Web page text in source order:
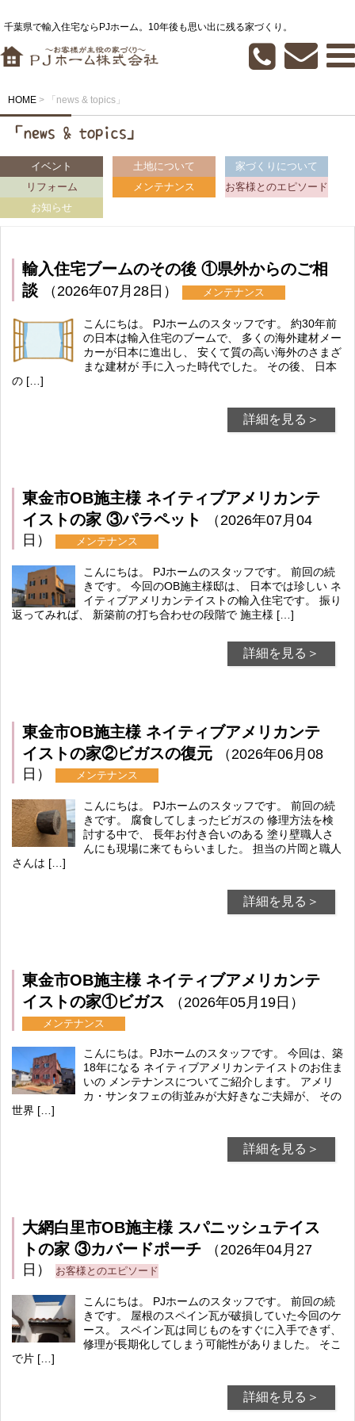
千葉県で輸入住宅ならPJホーム。10年後も思い出に残る家づくり。
HOME > 「news & topics」
「news & topics」
イベント 土地について
家づくりについて
リフォーム
メンテナンス
お客様とのエピソード
お知らせ
輸入住宅ブームのその後 ①県外からのご相
談
（2026年07月28日） メンテナンス
こんにちは。 PJホームのスタッフです。 約30年前
の日本は輸入住宅のブームで、 多くの海外建材メー
カーが日本に進出し、 安くて質の高い海外のさまざ
まな建材が 手に入った時代でした。 その後、 日本
の […]
詳細を見る＞
東金市OB施主様 ネイティブアメリカンテ
イストの家 ③パラペット
（2026年07月04
日）
メンテナンス
こんにちは。 PJホームのスタッフです。 前回の続
きです。 今回のOB施主様邸は、 日本では珍しい ネ
イティブアメリカンテイストの輸入住宅です。 振り
返ってみれば、 新築前の打ち合わせの段階で 施主様 […]
詳細を見る＞
東金市OB施主様 ネイティブアメリカンテ
イストの家②ビガスの復元
（2026年06月08
日）
メンテナンス
こんにちは。 PJホームのスタッフです。 前回の続
きです。 腐食してしまったビガスの 修理方法を検
討する中で、 長年お付き合いのある 塗り壁職人さ
んにも現場に来てもらいました。 担当の片岡と職人
さんは […]
詳細を見る＞
東金市OB施主様 ネイティブアメリカンテ
イストの家①ビガス
（2026年05月19日）
メンテナンス
こんにちは。PJホームのスタッフです。 今回は、築
18年になる ネイティブアメリカンテイストのお住ま
いの メンテナンスについてご紹介します。 アメリ
カ・サンタフェの街並みが大好きなご夫婦が、 その
世界 […]
詳細を見る＞
大網白里市OB施主様 スパニッシュテイス
トの家 ③カバードポーチ
（2026年04月27
日）
お客様とのエピソード
こんにちは。 PJホームのスタッフです。 前回の続
きです。 屋根のスペイン瓦が破損していた今回のケ
ース。 スペイン瓦は同じものをすぐに入手できず、
修理が長期化してしまう可能性がありました。 そこ
で片 […]
詳細を見る＞